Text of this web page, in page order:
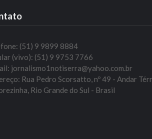
(51) 9 9899 8884
(vivo): (51) 9 9753 7766
jornalismo1notiserra@yahoo.com.br
Rua Pedro Scorsatto, nº 49 - Andar
Rio Grande do Sul - Brasil